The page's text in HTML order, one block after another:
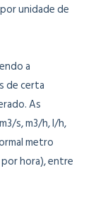
unidade de
a
de certa
As
s, m3/h, l/h,
metro
hora), entre